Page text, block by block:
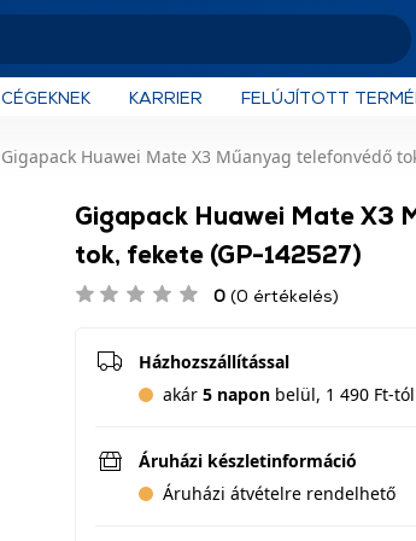
CÉGEKNEK KARRIER FELÚJÍTOTT
Gigapack Huawei Mate X3 Műanyag telefonvédő
Gigapack Huawei Mate X3
tok, fekete (GP-142527)
0 (0 értékelés)
Házhozszállítással
akár 5 napon belül, 1 490 Ft-tól
Áruházi készletinformáció
Áruházi átvételre rendelhető